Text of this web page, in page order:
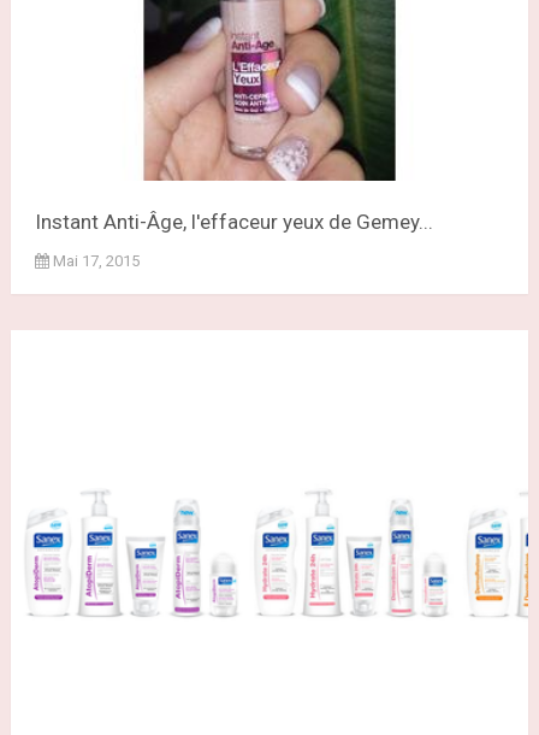
Instant Anti-Âge, l'effaceur yeux de Gemey...
Mai 17, 2015